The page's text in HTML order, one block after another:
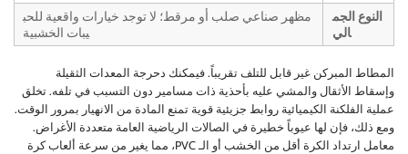
النوع الجم
الي
مظهر صناعي صلب أو مرقط؛ لا توجد خيارات واقعية للحب
يبات الخشبية
المطاط المبركن غير قابل للتلف تقريباً. فيمكنك دحرجة المعدات الثقيلة
وإسقاط الأثقال والمشي عليه بأحذية ذات مسامير دون التسبب في تلفه. تخلق
عملية الفلكنة الكيميائية روابط جزيئية قوية تمنع المادة من الانهيار بمرور الوقت.
ومع ذلك، فإن لها عيوباً خطيرة في الصالات الرياضية العامة متعددة الأغراض.
معامل ارتداد الكرة أقل من الخشب أو الـ PVC، مما يغير من سرعة ألعاب كرة